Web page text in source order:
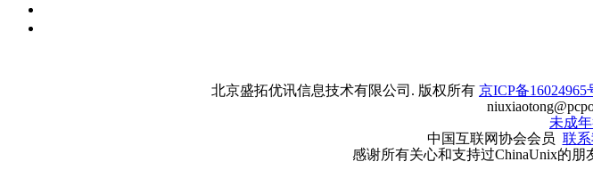
北京盛拓优讯信息技术有限公司. 版权所有 京ICP备16024965
未成
中国互联网协会会员 联
感谢所有关心和支持过ChinaUnix的